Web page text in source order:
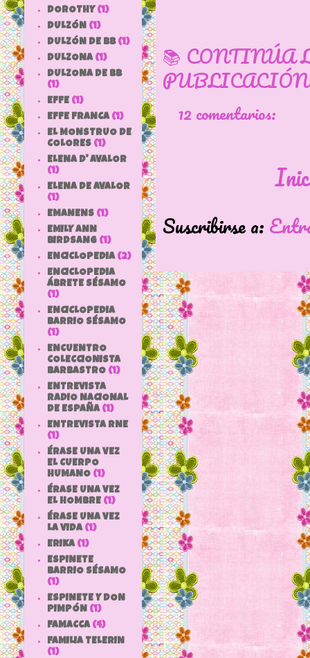
📚 CONTINÚA
12 comentarios:
Suscribirse a:
DOROTHY (1)
DULZÓN (1)
DULZÓN DE BB (1)
DULZONA (1)
DULZONA DE BB
(1)
EFFE (1)
EFFE FRANCA (1)
EL MONSTRUO DE
COLORES (1)
ELENA D' AVALOR
(1)
ELENA DE AVALOR
(1)
EMANENS (1)
EMILY ANN
BIRDSANG (1)
ENCICLOPEDIA (2)
ENCICLOPEDIA
ÁBRETE SÉSAMO
(1)
ENCICLOPEDIA
BARRIO SÉSAMO
(1)
ENCUENTRO
COLECCIONISTA
BARBASTRO (1)
ENTREVISTA
RADIO NACIONAL
DE ESPAÑA (1)
ENTREVISTA RNE
(1)
ÉRASE UNA VEZ
EL CUERPO
HUMANO (1)
ÉRASE UNA VEZ
EL HOMBRE (1)
ÉRASE UNA VEZ
LA VIDA (1)
ERIKA (1)
ESPINETE
BARRIO SÉSAMO
(1)
ESPINETE Y DON
PIMPÓN (1)
FAMACCA (4)
FAMILIA TELERIN
(1)